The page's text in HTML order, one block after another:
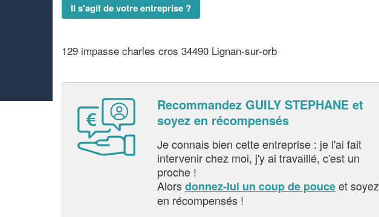
Il s'agit de votre entreprise ?
129 impasse charles cros 34490 Lignan-sur-orb
Recommandez GUILY STEPHANE et
soyez en récompensés
Je connais bien cette entreprise : je l'ai fait
intervenir chez moi, j'y ai travaillé, c'est un
proche !
Alorsdonnez-lui un coup de pouceet soyez
en récompensés !